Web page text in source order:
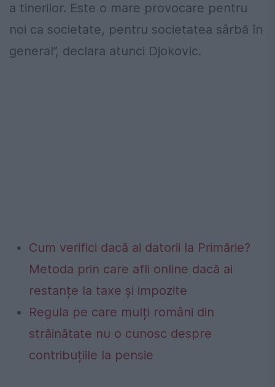
a tinerilor. Este o mare provocare pentru
noi ca societate, pentru societatea sârbă în
general”, declara atunci Djokovic.
Cum verifici dacă ai datorii la Primărie?
Metoda prin care afli online dacă ai
restanțe la taxe și impozite
Regula pe care mulți români din
străinătate nu o cunosc despre
contribuțiile la pensie